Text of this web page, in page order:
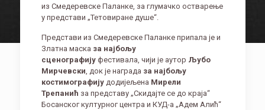
из Смедеревске Паланке, за глумачко остварење
у представи „Тетовиране душе“.
Представи из Смедеревске Паланке припала је и
Златна маска за најбољу
сценографију фестивала, чији је аутор Љубо
Мирчевски , док је награда за најбољу
костимографију додијељена Мирели
Трепанић за представу „Скидајте се до краја“
Босанског културног центра и КУД-а „Адем Алић“